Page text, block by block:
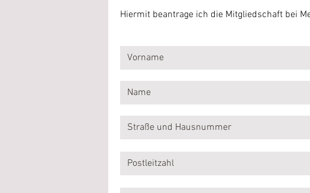
Hiermit beantrage ich die Mitgliedschaft bei